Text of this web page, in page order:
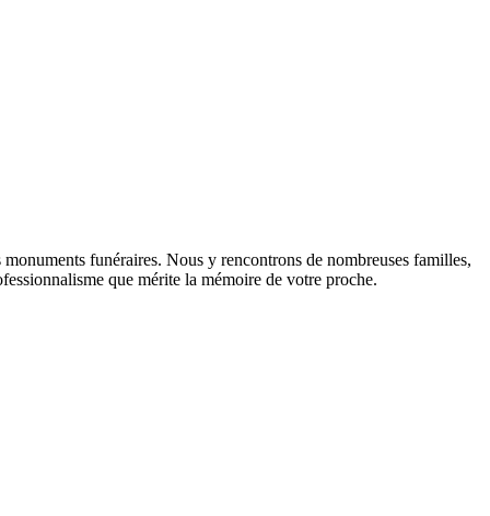
funéraires. Nous y rencontrons de nombreuses familles,
que mérite la mémoire de votre proche.